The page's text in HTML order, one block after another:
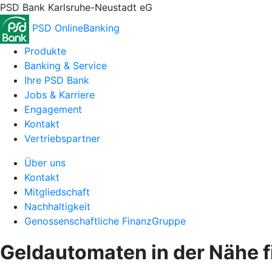
PSD Bank Karlsruhe-Neustadt eG
PSD OnlineBanking
Produkte
Banking & Service
Ihre PSD Bank
Jobs & Karriere
Engagement
Kontakt
Vertriebspartner
Über uns
Kontakt
Mitgliedschaft
Nachhaltigkeit
Genossenschaftliche FinanzGruppe
Geldautomaten in der Nähe